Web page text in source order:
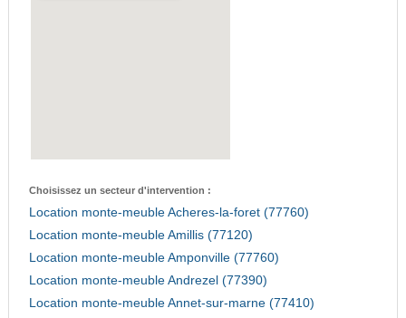
Choisissez un secteur d'intervention :
Location monte-meuble Acheres-la-foret (77760)
Location monte-meuble Amillis (77120)
Location monte-meuble Amponville (77760)
Location monte-meuble Andrezel (77390)
Location monte-meuble Annet-sur-marne (77410)